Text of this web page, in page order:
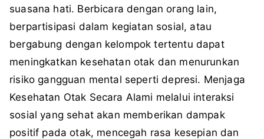
suasana hati. Berbicara dengan orang lain,
berpartisipasi dalam kegiatan sosial, atau
bergabung dengan kelompok tertentu dapat
meningkatkan kesehatan otak dan menurunkan
risiko gangguan mental seperti depresi. Menjaga
Kesehatan Otak Secara Alami melalui interaksi
sosial yang sehat akan memberikan dampak
positif pada otak, mencegah rasa kesepian dan